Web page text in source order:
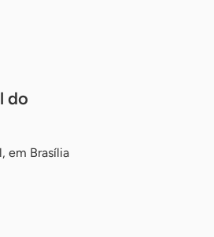
do
em Brasília